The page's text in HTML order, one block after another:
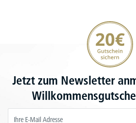
20€ Gutschein
Jetzt zum Newsletter